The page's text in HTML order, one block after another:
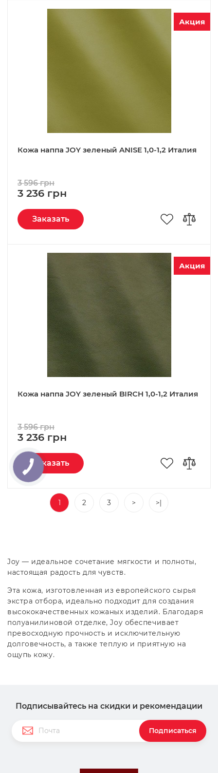
Акция
Кожа наппа JOY зеленый ANISE 1,0-1,2 Италия
3 236 грн
3 596 грн
Заказать
Акция
Кожа наппа JOY зеленый BIRCH 1,0-1,2 Италия
3 236 грн
3 596 грн
Заказать
1 2 3 > >|
Joy — идеальное сочетание мягкости и полноты,
настоящая радость для чувств.
Эта кожа, изготовленная из европейского сырья
экстра отбора, идеально подходит для создания
высококачественных кожаных изделий. Благодаря
полуанилиновой отделке, Joy обеспечивает
превосходную прочность и исключительную
долговечность, а также теплую и приятную на
ощупь кожу.
Подписывайтесь на скидки и рекомендации
Подписаться